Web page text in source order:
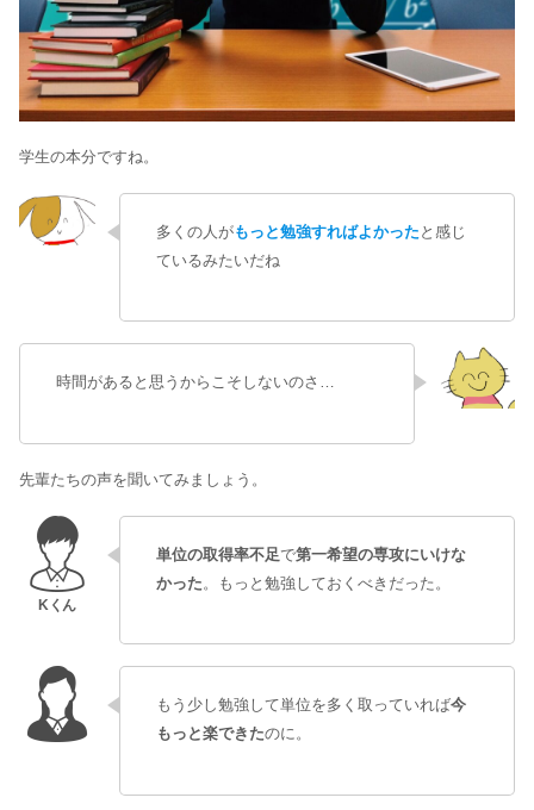
学生の本分ですね。
多くの人がもっと勉強すればよかった と感じ
ているみたいだね
時間があると思うからこそしないのさ…
先輩たちの声を聞いてみましょう。
単位の取得率不足で第一希望の専攻にいけな
かった。もっと勉強しておくべきだった。
もう少し勉強して単位を多く取っていれば今
もっと楽できたのに。